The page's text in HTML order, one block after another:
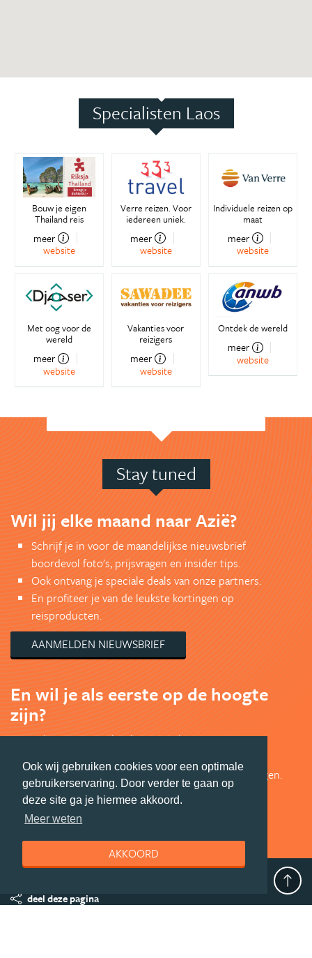
Ook wij gebruiken cookies voor een optimale
gebruikerservaring. Door verder te gaan op
deze site ga je hiermee akkoord.
Meer weten
AKKOORD
Specialisten Laos
Bouw je eigen
Thailand reis
meer
website
Verre reizen. Voor
iedereen uniek.
meer
website
Individuele reizen op
maat
meer
website
Met oog voor de
wereld
meer
website
Vakanties voor
reizigers
meer
website
Ontdek de wereld
meer
website
Stay tuned
Wil jij elke maand naar Azië?
Schrijf je in voor de maandelijkse nieuwsbrief
boordevol foto's, prijsvragen en insider tips.
Ook ontvang je speciale deals van onze partners.
En profiteer je van de leukste kortingen op
reisproducten.
AANMELDEN NIEUWSBRIEF
En wil je als eerste op de hoogte
zijn?
Volg ons op Facebook voor exclusieve
Bekijk de mooiste foto's en doe mee met prijsvragen.
Jouw shot Azië inspiratie.
VOLG ONS VIA FACEBOOK
deel deze pagina